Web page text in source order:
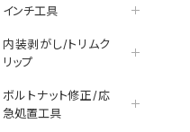
インチ工具
内装剥がし/トリムク
リップ
ボルトナット修正/応
急処置工具